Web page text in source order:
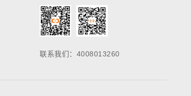
联系我们：4008013260